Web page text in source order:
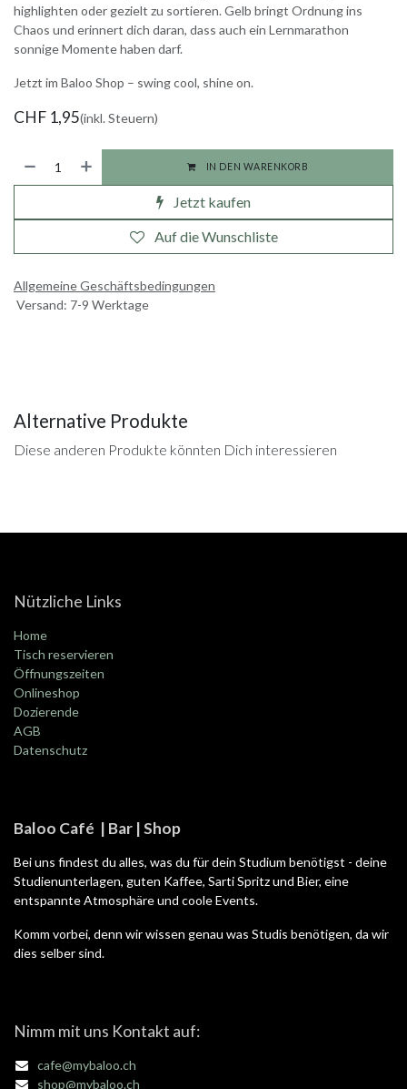
highlighten oder gezielt zu sortieren. Gelb bringt Ordnung ins
Chaos und erinnert dich daran, dass auch ein Lernmarathon
sonnige Momente haben darf.
Jetzt im Baloo Shop – swing cool, shine on.
CHF 1,95(inkl. Steuern)
IN DEN WARENKORB
Jetzt kaufen
Auf die Wunschliste
Allgemeine Geschäftsbedingungen
Versand: 7-9 Werktage
Alternative Produkte
Diese anderen Produkte könnten Dich interessieren
Nützliche Links
Home
Tisch reservieren
Öffnungszeiten
Onlineshop
Dozierende
AGB
Datenschutz
Baloo Café | Bar | Shop
Bei uns findest du alles, was du für dein Studium benötigst - deine
Studienunterlagen, guten Kaffee, Sarti Spritz und Bier, eine
entspannte Atmosphäre und coole Events.
Komm vorbei, denn wir wissen genau was Studis benötigen, da wir
dies selber sind.
Nimm mit uns Kontakt auf:
cafe@mybaloo.ch
shop@mybaloo.ch